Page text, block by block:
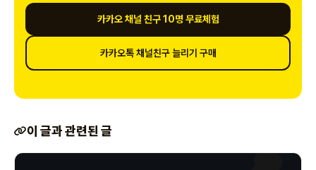
카카오 채널 친구 10명 무료체험
카카오톡 채널친구 늘리기 구매
이 글과 관련된 글